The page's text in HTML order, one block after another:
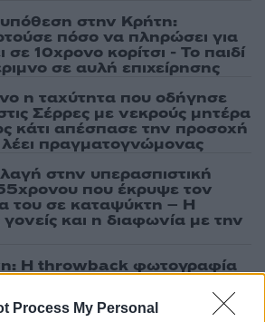
Process My Personal
υπόθεση στην Κρήτη:
πόσο να πληρώσει για
10χρονο κορίτσι - Το παιδί
σε αυλή επιχείρησης
η ταχύτητα που οδήγησε
Σέρρες με νεκρούς μητέρα
κάτι απέσπασε την προσοχή
πραγματογνώμονας
στην υπερασπιστική
που έκρυψε τον
του σε καταψύκτη – Η
και η διαφωνία με την
Η throwback φωτογραφία
με τον Δημήτρη